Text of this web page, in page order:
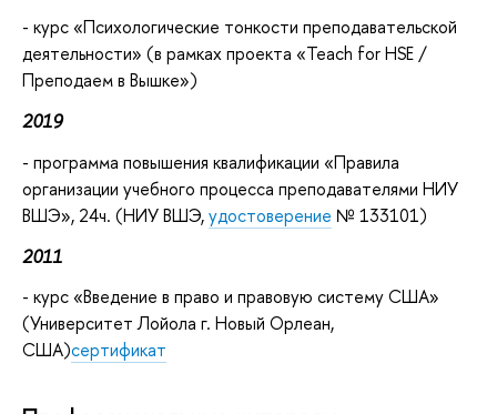
- курс «Психологические тонкости преподавательской
деятельности» (в рамках проекта «Teach for HSE /
Преподаем в Вышке»)
2019
- программа повышения квалификации «Правила
организации учебного процесса преподавателями НИУ
ВШЭ», 24ч. (НИУ ВШЭ,удостоверение № 133101)
2011
- курс «Введение в право и правовую систему США»
(Университет Лойола г. Новый Орлеан,
США)сертификат